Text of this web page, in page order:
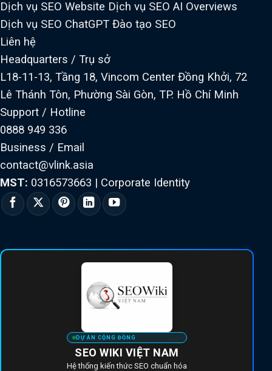
Dịch vụ SEO Website Dịch vụ SEO AI Overviews
Dịch vụ SEO ChatGPT Đào tạo SEO
Liên hệ
Headquarters / Trụ sở
L18-11-13, Tầng 18, Vincom Center Đồng Khởi, 72
Lê Thánh Tôn, Phường Sài Gòn, TP. Hồ Chí Minh
Support / Hotline
0888 949 336
Business / Email
contact@vlink.asia
MST: 0316573663 | Corporate Identity
DỰ ÁN CỘNG ĐỒNG
SEO WIKI VIỆT NAM
Hệ thống kiến thức SEO chuẩn hóa